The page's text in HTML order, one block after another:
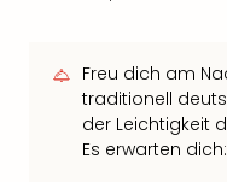
Freu dich am
traditionell
der Leichtigkeit
Es erwarten dich: